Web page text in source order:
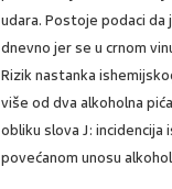
udara. Postoje podaci da
dnevno jer se u crnom
Rizik nastanka
više od dva alkoholna
obliku slova J:
povećanom unosu